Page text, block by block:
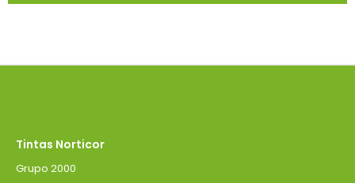
Tintas Norticor
Grupo 2000